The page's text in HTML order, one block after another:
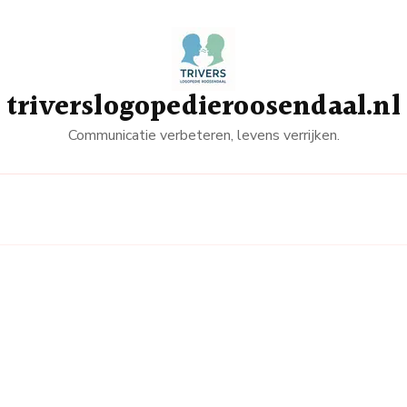
triverslogopedieroosendaal.nl
Communicatie verbeteren, levens verrijken.